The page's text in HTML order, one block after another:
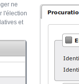
ne
l'élection
et